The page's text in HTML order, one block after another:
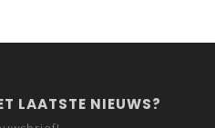
LAATSTE NIEUWS?